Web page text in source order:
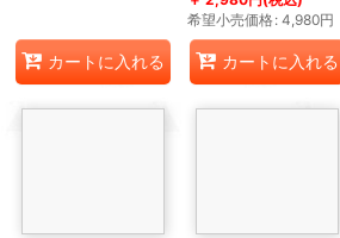
カートに入れる
希望小売価格: 4,980円
カートに入れる